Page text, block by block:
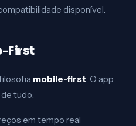
disponível.
First
mobile-first. O app
tudo:
em tempo real